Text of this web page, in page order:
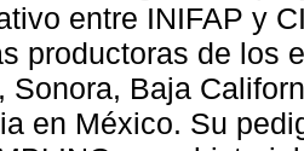
entre INIFAP y
productoras de los
Sonora, Baja
en México. Su